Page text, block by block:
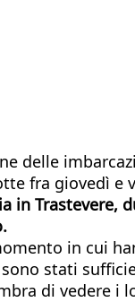
delle
fra giovedì e
in Trastevere,
in cui
stati
di vedere i